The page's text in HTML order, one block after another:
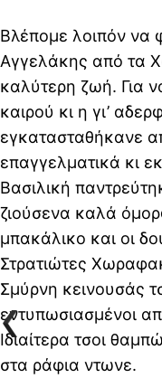
Βλέπομε λοιπόν να
Αγγελάκης από τα
καλύτερη ζωή. Για
καιρού κι η γι’
εγκατασταθήκανε
επαγγελματικά κι
Βασιλική
ζιούσενα καλά
μπακάλικο και οι
Στρατιώτες
Σμύρνη κεινουσάς
εντυπωσιασμένοι
Ιδιαίτερα τσοι
στα ράφια ντωνε.